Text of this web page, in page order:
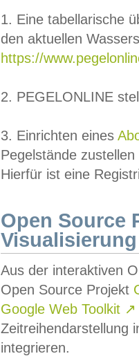
1. Eine tabellarische
den aktuellen
https://
2. PEGELONLINE
3. Einrichten eines
Pegelstände
Hierfür ist eine
Open Source
Visualisierung
Aus der interaktiven
Open Source Projekt
Google Web Toolkit ↗
Zeitreihendarstellung
integrieren.